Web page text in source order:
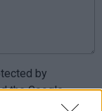
by
the Google
Terms of